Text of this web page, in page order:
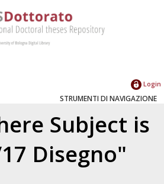
Login
STRUMENTI DI NAVIGAZIONE
Subject is
Disegno"